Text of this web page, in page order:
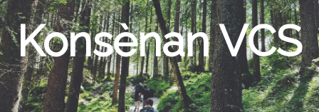
Konsènan VCS